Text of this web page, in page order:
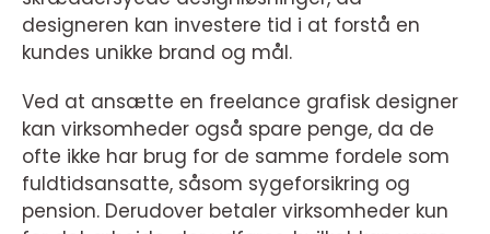
designeren kan investere tid i at forstå en
kundes unikke brand og mål.
Ved at ansætte en freelance grafisk designer
kan virksomheder også spare penge, da de
ofte ikke har brug for de samme fordele som
fuldtidsansatte, såsom sygeforsikring og
pension. Derudover betaler virksomheder kun